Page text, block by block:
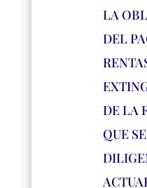
LA
DEL
DE LA
QUE